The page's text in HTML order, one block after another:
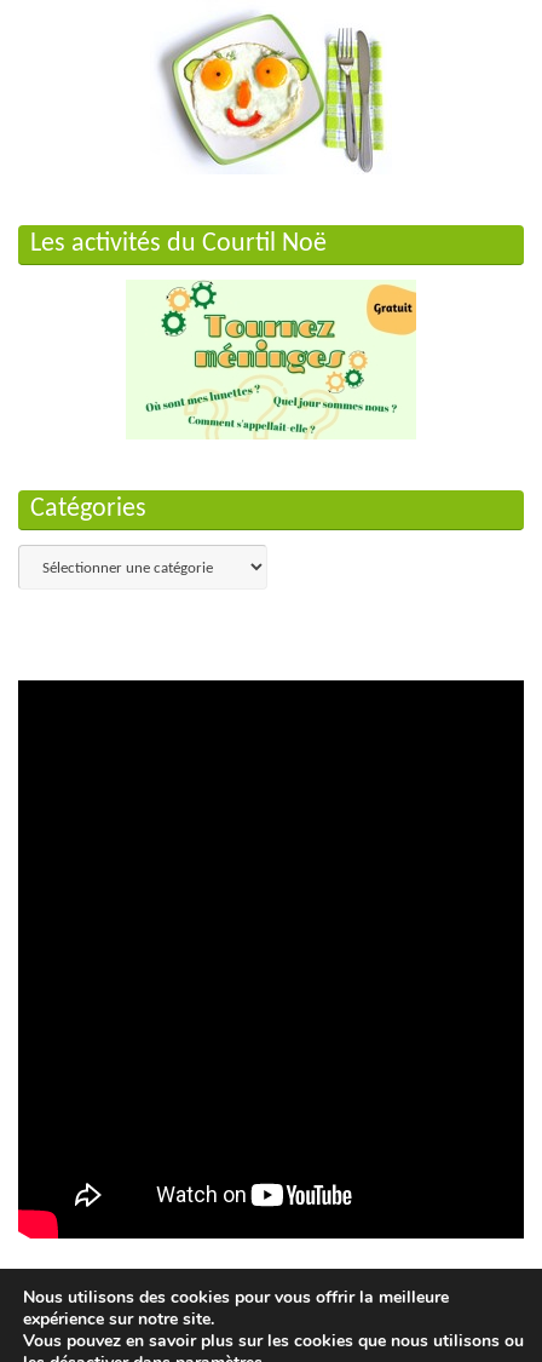
Les activités du Courtil Noë
Catégories
Catégories
Création QUEBRIAC - 2015
Nous utilisons des cookies pour vous offrir la meilleure
expérience sur notre site.
Vous pouvez en savoir plus sur les cookies que nous utilisons ou